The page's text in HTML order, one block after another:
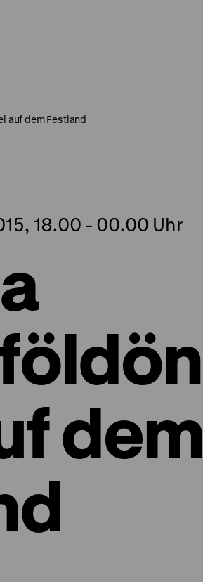
auf dem Festland
18.00 - 00.00 Uhr
dem